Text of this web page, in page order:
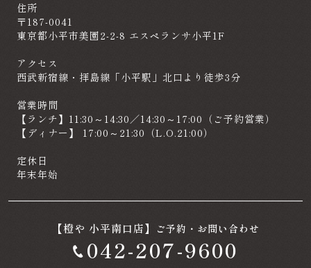
住所
〒187-0041
東京都小平市美園2-2-8 エスペランサ小平1F
アクセス
西武新宿線・拝島線「小平駅」北口より徒歩3分
営業時間
【ランチ】11:30～14:30／14:30～17:00（ご予約営業）
【ディナー】 17:00～21:30（L.O.21:00）
定休日
年末年始
【橙や 小平南口店】 ご予約・お問い合わせ
042-207-9600